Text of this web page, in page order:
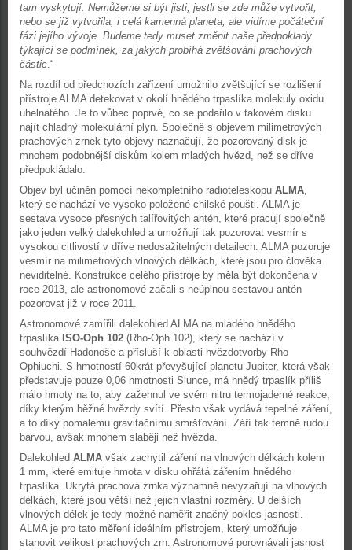
tam vyskytují. Nemůžeme si být jisti, jestli se zde může vytvořit,
nebo se již vytvořila, i celá kamenná planeta, ale vidíme počáteční
fázi jejího vývoje. Budeme tedy muset změnit naše předpoklady
týkající se podmínek, za jakých probíhá zvětšování prachových
částic.“
Na rozdíl od předchozích zařízení umožnilo zvětšující se rozlišení
přístroje ALMA detekovat v okolí hnědého trpaslíka molekuly oxidu
uhelnatého. Je to vůbec poprvé, co se podařilo v takovém disku
najít chladný molekulární plyn. Společně s objevem milimetrových
prachových zrnek tyto objevy naznačují, že pozorovaný disk je
mnohem podobnější diskům kolem mladých hvězd, než se dříve
předpokládalo.
Objev byl učiněn pomocí nekompletního radioteleskopu ALMA,
který se nachází ve vysoko položené chilské poušti. ALMA je
sestava vysoce přesných talířovitých antén, které pracují společně
jako jeden velký dalekohled a umožňují tak pozorovat vesmír s
vysokou citlivostí v dříve nedosažitelných detailech. ALMA pozoruje
vesmír na milimetrových vlnových délkách, které jsou pro člověka
neviditelné. Konstrukce celého přístroje by měla být dokončena v
roce 2013, ale astronomové začali s neúplnou sestavou antén
pozorovat již v roce 2011.
Astronomové zamířili dalekohled ALMA na mladého hnědého
trpaslíka ISO-Oph 102 (Rho-Oph 102), který se nachází v
souhvězdí Hadonoše a přísluší k oblasti hvězdotvorby Rho
Ophiuchi. S hmotností 60krát převyšující planetu Jupiter, která však
představuje pouze 0,06 hmotnosti Slunce, má hnědý trpaslík příliš
málo hmoty na to, aby zažehnul ve svém nitru termojaderné reakce,
díky kterým běžné hvězdy svítí. Přesto však vydává tepelné záření,
a to díky pomalému gravitačnímu smršťování. Září tak temně rudou
barvou, avšak mnohem slaběji než hvězda.
Dalekohled ALMA však zachytil záření na vlnových délkách kolem
1 mm, které emituje hmota v disku ohřátá zářením hnědého
trpaslíka. Ukrytá prachová zrnka významně nevyzařují na vlnových
délkách, které jsou větší než jejich vlastní rozměry. U delších
vlnových délek je tedy možné naměřit značný pokles jasnosti.
ALMA je pro tato měření ideálním přístrojem, který umožňuje
stanovit velikost prachových zrn. Astronomové porovnávali jasnost